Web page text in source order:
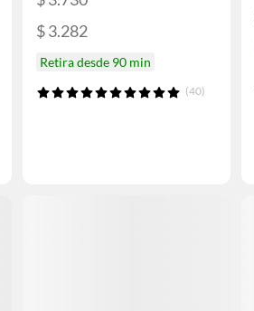
$ 3.282
Retira desde 90 min
(40)